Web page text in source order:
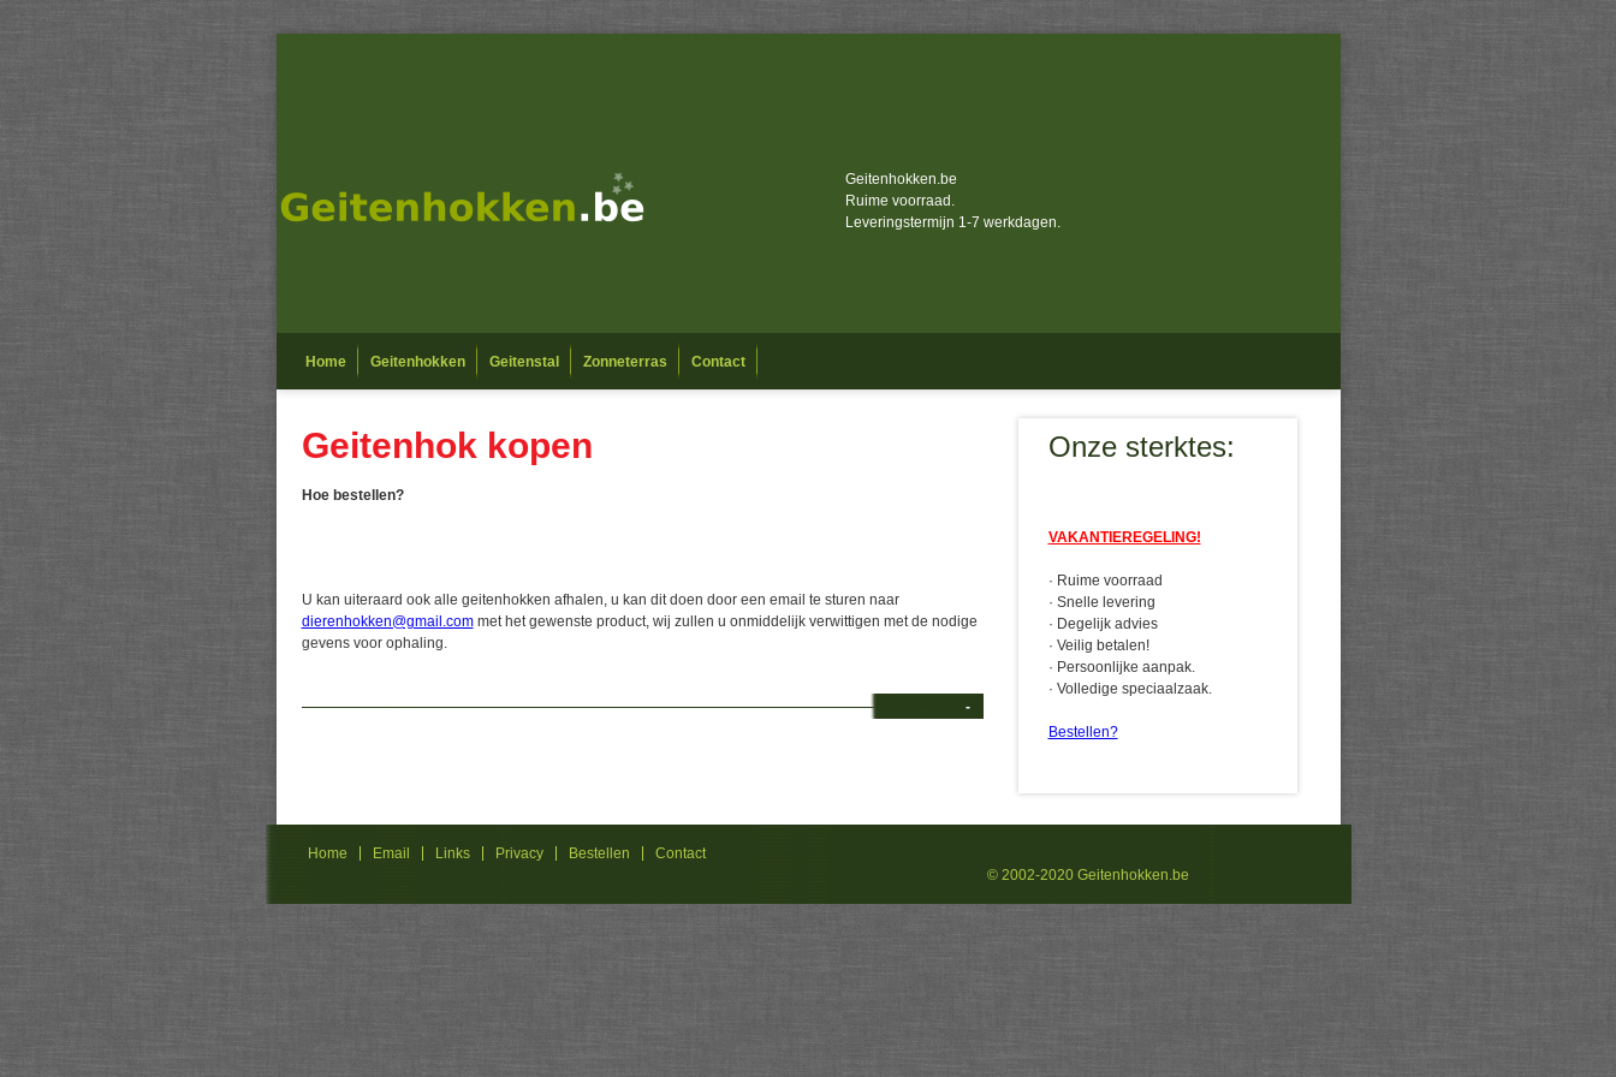
Geitenhokken.be
Ruime voorraad.
Leveringstermijn 1-7 werkdagen.
Home Geitenhokken Geitenstal Zonneterras Contact
Geitenhok kopen
Hoe bestellen?
U kan uiteraard ook alle geitenhokken afhalen, u kan dit doen door een email te sturen naar
dierenhokken@gmail.commet het gewenste product, wij zullen u onmiddelijk verwittigen met de nodige
gevens voor ophaling.
-
Onze sterktes:
VAKANTIEREGELING!
· Ruime voorraad
· Snelle levering
· Degelijk advies
· Veilig betalen!
· Persoonlijke aanpak.
· Volledige speciaalzaak.
Bestellen?
Home Email Links Privacy Bestellen
Contact
© 2002-2020 Geitenhokken.be